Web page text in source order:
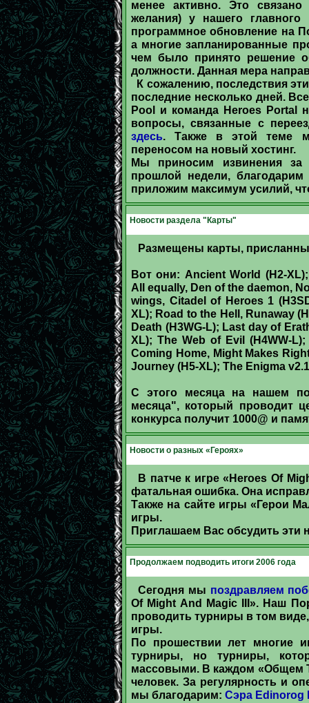
менее активно. Это
желания) у нашего главного
программное обновление на
а многие запланированные
чем было принято решение
должности. Данная мера
К сожалению, последствия
последние несколько дней.
Pool и команда Heroes Portal
вопросы, связанные с
здесь. Также в этой теме
переносом на новый хостинг.
Мы приносим извинения за
прошлой недели,
приложим максимум усилий,
Новости раздела "Карты"
Размещены карты,
Вот они: Ancient World (H2-
All equally, Den of the daemon,
wings, Citadel of Heroes 1
XL); Road to the Hell, Runaway
Death (H3WG-L); Last day of
XL); The Web of Evil (H4WW-
Coming Home, Might Makes
Journey (H5-XL); The Enigma
С этого месяца на нашем
месяца", который проводит
конкурса получит 1000@ и
Новости о разных «Героях»
В патче к игре «Heroes Of
фатальная ошибка. Она
Также на сайте игры «Герои
игры.
Приглашаем Вас обсудить эти
Продолжаем подводить итоги 2006 года
Сегодня мы поздравляем
Of Might And Magic III». Наш
проводить турниры в том
игры.
По прошествии лет многие
турниры, но турниры,
массовыми. В каждом «Общем
человек. За регулярность и
мы благодарим: Сэра Edinorog